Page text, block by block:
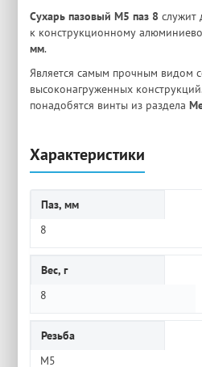
Сухарь пазовый M5 паз 8 служит
к конструкционному
мм.
Является самым прочным видом
высоконагруженных
понадобятся винты из раздела
Характеристики
Паз, мм
8
Вес, г
8
Резьба
M5